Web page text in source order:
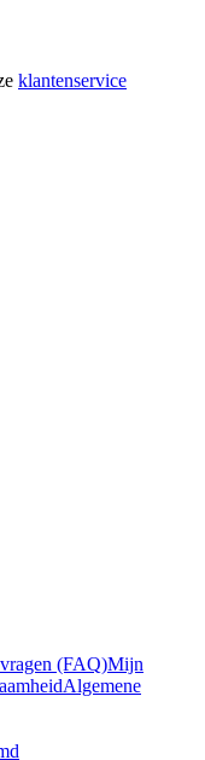
klantenservice
(FAQ)Mijn
Algemene